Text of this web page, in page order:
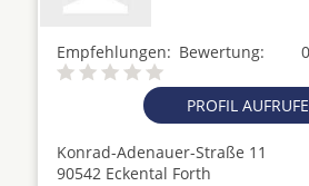
Empfehlungen: 0
Bewertung:
PROFIL
Konrad-Adenauer-Straße 11
90542 Eckental Forth